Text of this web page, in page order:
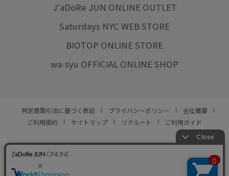
J'aDoRe JUN ONLINE OUTLET
Saturdays NYC WEB STORE
BIOTOP ONLINE STORE
wa-syu OFFICIAL ONLINE SHOP
特定商取引法に基づく表記 プライバシーポリシー
会社概要
ご利用規約
サイトマップ リクルート ご利用ガイド
© JUN CO.,LTD. ALL RIGHTS RESERVED.